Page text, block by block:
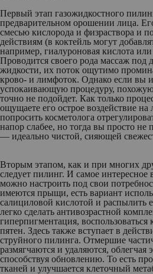
Первый этап газожидкостного
предварительном орошении лица.
смесью кислорода и физраствора и
действиям (в коктейль могут
например, гиалуроновая кислота или
Проводится своего рода массаж под
жидкости, их поток ощутимо
крово- и лимфоток. Однако если вы
успокаивающую процедуру,
точно не подойдет. Как только
ощущаете его острое воздействие
попросить косметолога
напор слабее, но тогда вы просто не
— идеально чистой, сияющей
Вторым этапом, как и при многих
следует пилинг. И самое интересное
можно настроить под свои
имеются прыщи, есть вариант
салициловой кислотой и распылить
легко сделать антивозрастной
гиперпигментация, воспользоваться
пятен. Здесь также вступает в
струйного пилинга. Отмершие
размягчаются и удаляются,
способствуя обновлению. То есть
тканей и улучшается клеточный